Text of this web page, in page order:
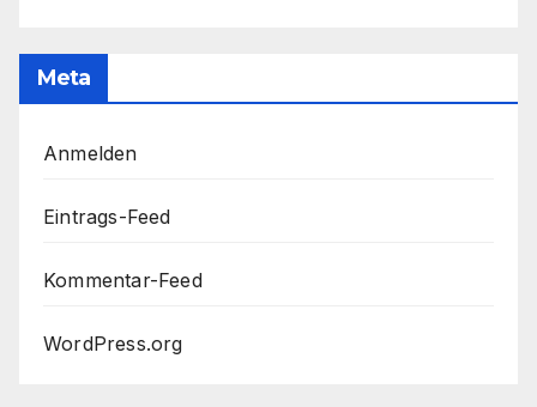
Meta
Anmelden
Eintrags-Feed
Kommentar-Feed
WordPress.org